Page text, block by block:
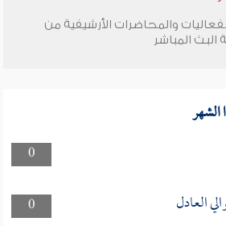
والمحاضرات الأرشيفية من
المباشر
الشهر
0
0
العادل